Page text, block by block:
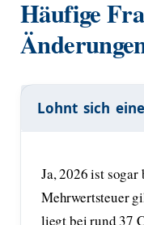
Häufige
Lohnt sich
Ja, 2026 ist
Mehrwertsteuer
liegt bei rund 37